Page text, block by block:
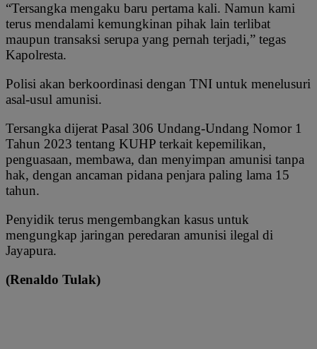
“Tersangka mengaku baru pertama kali. Namun kami
terus mendalami kemungkinan pihak lain terlibat
maupun transaksi serupa yang pernah terjadi,” tegas
Kapolresta.
Polisi akan berkoordinasi dengan TNI untuk menelusuri
asal-usul amunisi.
Tersangka dijerat Pasal 306 Undang-Undang Nomor 1
Tahun 2023 tentang KUHP terkait kepemilikan,
penguasaan, membawa, dan menyimpan amunisi tanpa
hak, dengan ancaman pidana penjara paling lama 15
tahun.
Penyidik terus mengembangkan kasus untuk
mengungkap jaringan peredaran amunisi ilegal di
Jayapura.
(Renaldo Tulak)